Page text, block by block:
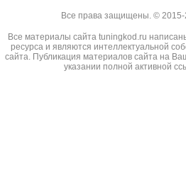
Все права защищены. © 2015-
Все материалы сайта tuningkod.ru
ресурса и являются интеллектуальной
сайта. Публикация материалов сайта на
указании полной активной